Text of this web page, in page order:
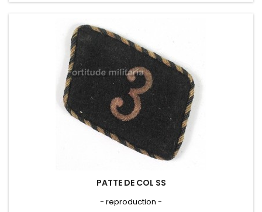
PATTE DE COL SS
- reproduction -